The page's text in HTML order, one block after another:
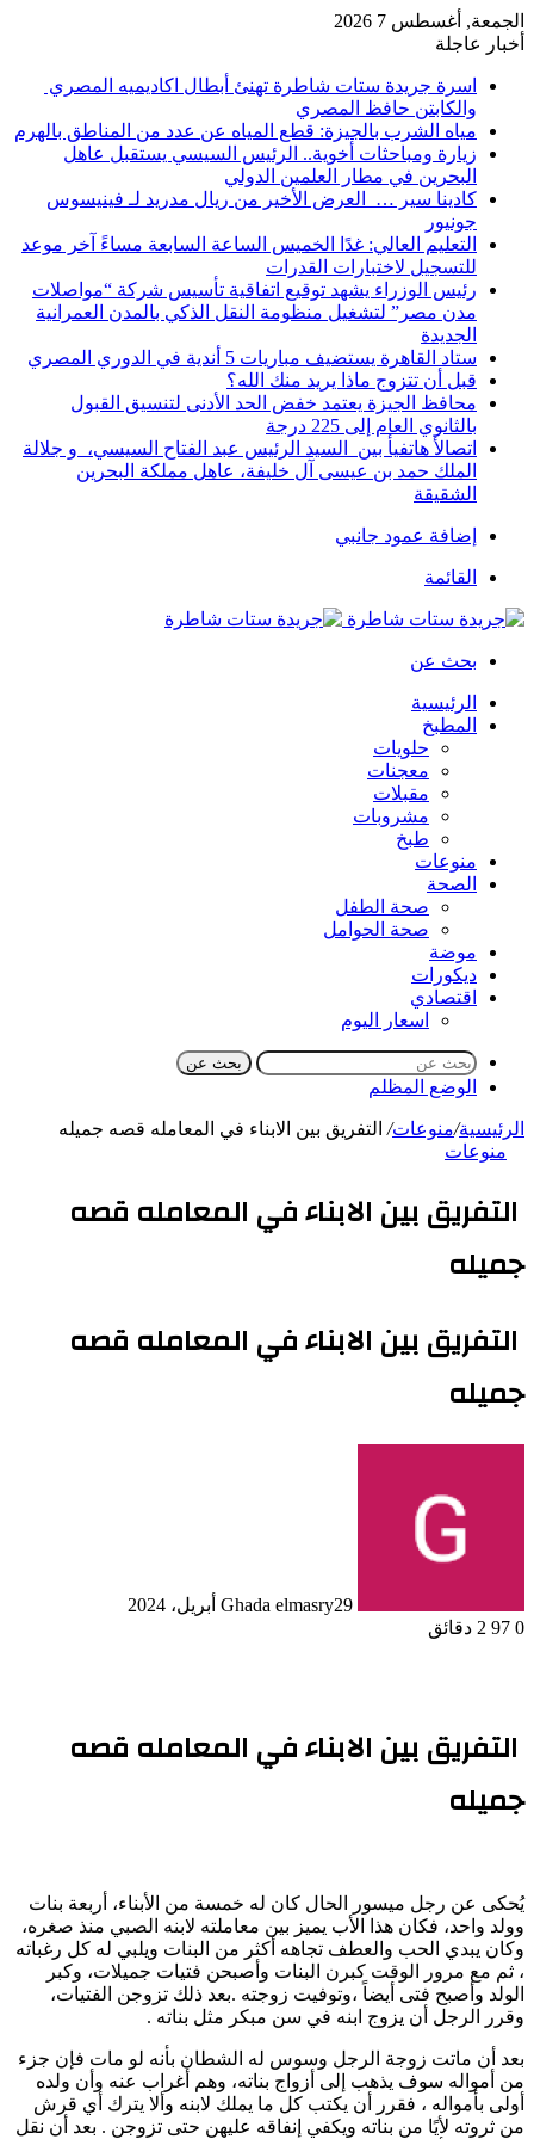
الجمعة, أغسطس 7 2026
أخبار عاجلة
اسرة جريدة ستات شاطرة تهنئ أبطال اكاديميه المصري
والكابتن حافظ المصري
مياه الشرب بالجيزة: قطع المياه عن عدد من المناطق بالهرم
زيارة ومباحثات أخوية.. الرئيس السيسي يستقبل عاهل
البحرين في مطار العلمين الدولي
كادينا سير … العرض الأخير من ريال مدريد لـ فينيسوس
جونيور
التعليم العالي: غدًا الخميس الساعة السابعة مساءً آخر موعد
للتسجيل لاختبارات القدرات
رئيس الوزراء يشهد توقيع اتفاقية تأسيس شركة “مواصلات
مدن مصر” لتشغيل منظومة النقل الذكي بالمدن العمرانية
الجديدة
ستاد القاهرة يستضيف مباريات 5 أندية في الدوري المصري
قبل أن تتزوج ماذا يريد منك الله؟
محافظ الجيزة يعتمد خفض الحد الأدنى لتنسيق القبول
بالثانوي العام إلى 225 درجة
اتصالأ هاتفيأ بين السيد الرئيس عبد الفتاح السيسي، و جلالة
الملك حمد بن عيسى آل خليفة، عاهل مملكة البحرين
الشقيقة
إضافة عمود جانبي
القائمة
بحث عن
الرئيسية
المطبخ
حلويات
معجنات
مقبلات
مشروبات
طبخ
منوعات
الصحة
صحة الطفل
صحة الحوامل
موضة
ديكورات
اقتصادي
اسعار اليوم
بحث عن
الوضع المظلم
الرئيسية/منوعات/ التفريق بين الابناء في المعامله قصه جميله
منوعات
التفريق بين الابناء في المعامله قصه
جميله
التفريق بين الابناء في المعامله قصه
جميله
Ghada elmasry29 أبريل، 2024
0
2 دقائق
التفريق بين الابناء في المعامله قصه
جميله
يُحكى عن رجل ميسور الحال كان له خمسة من الأبناء، أربعة بنات
وولد واحد، فكان هذا الأب يميز بين معاملته لابنه الصبي منذ صغره،
وكان يبدي الحب والعطف تجاهه أكثر من البنات ويلبي له كل رغباته
، ثم مع مرور الوقت كبرن البنات وأصبحن فتيات جميلات، وكبر
الولد وأصبح فتى أيضاً ،وتوفيت زوجته .بعد ذلك تزوجن الفتيات،
وقرر الرجل أن يزوج ابنه في سن مبكر مثل بناته .
بعد أن ماتت زوجة الرجل وسوس له الشطان بأنه لو مات فإن جزء
من أمواله سوف يذهب إلى أزواج بناته، وهم أغراب عنه وأن ولده
أولى بأمواله ، فقرر أن يكتب كل ما يملك لابنه وألا يترك أي قرش
من ثروته لأيًا من بناته ويكفي إنفاقه عليهن حتى تزوجن . بعد أن نقل